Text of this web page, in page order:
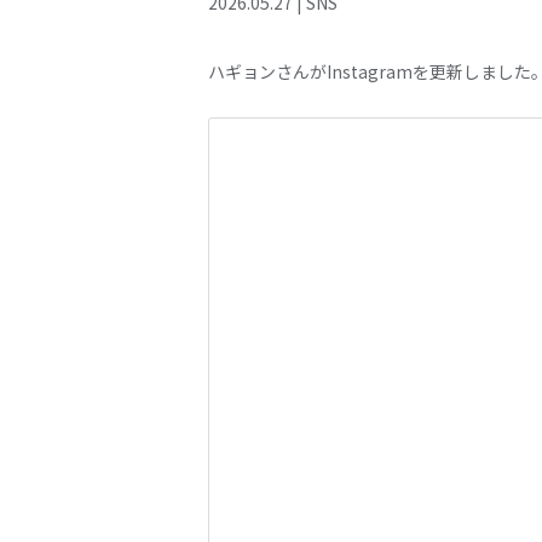
ハギョンさんがInstagramを更新しました